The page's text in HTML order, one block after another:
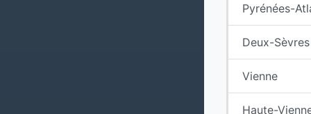
Pyrénées-
Deux-Sèvres
Vienne
Haute-